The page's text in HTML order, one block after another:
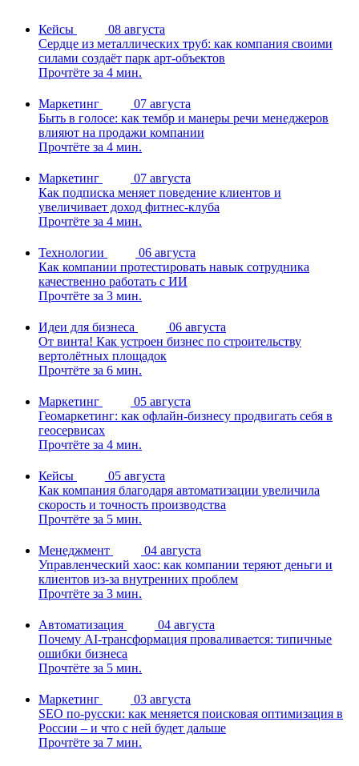
Кейсы
08 августа
Сердце из металлических труб: как компания своими
силами создаёт парк арт-объектов
Прочтёте за 4 мин.
Маркетинг
07 августа
Быть в голосе: как тембр и манеры речи менеджеров
влияют на продажи компании
Прочтёте за 4 мин.
Маркетинг
07 августа
Как подписка меняет поведение клиентов и
увеличивает доход фитнес-клуба
Прочтёте за 4 мин.
Технологии
06 августа
Как компании протестировать навык сотрудника
качественно работать с ИИ
Прочтёте за 3 мин.
Идеи для бизнеса
06 августа
От винта! Как устроен бизнес по строительству
вертолётных площадок
Прочтёте за 6 мин.
Маркетинг
05 августа
Геомаркетинг: как офлайн-бизнесу продвигать себя в
геосервисах
Прочтёте за 4 мин.
Кейсы
05 августа
Как компания благодаря автоматизации увеличила
скорость и точность производства
Прочтёте за 5 мин.
Менеджмент
04 августа
Управленческий хаос: как компании теряют деньги и
клиентов из-за внутренних проблем
Прочтёте за 3 мин.
Автоматизация
04 августа
Почему AI-трансформация проваливается: типичные
ошибки бизнеса
Прочтёте за 5 мин.
Маркетинг
03 августа
SEO по-русски: как меняется поисковая оптимизация в
России – и что с ней будет дальше
Прочтёте за 7 мин.